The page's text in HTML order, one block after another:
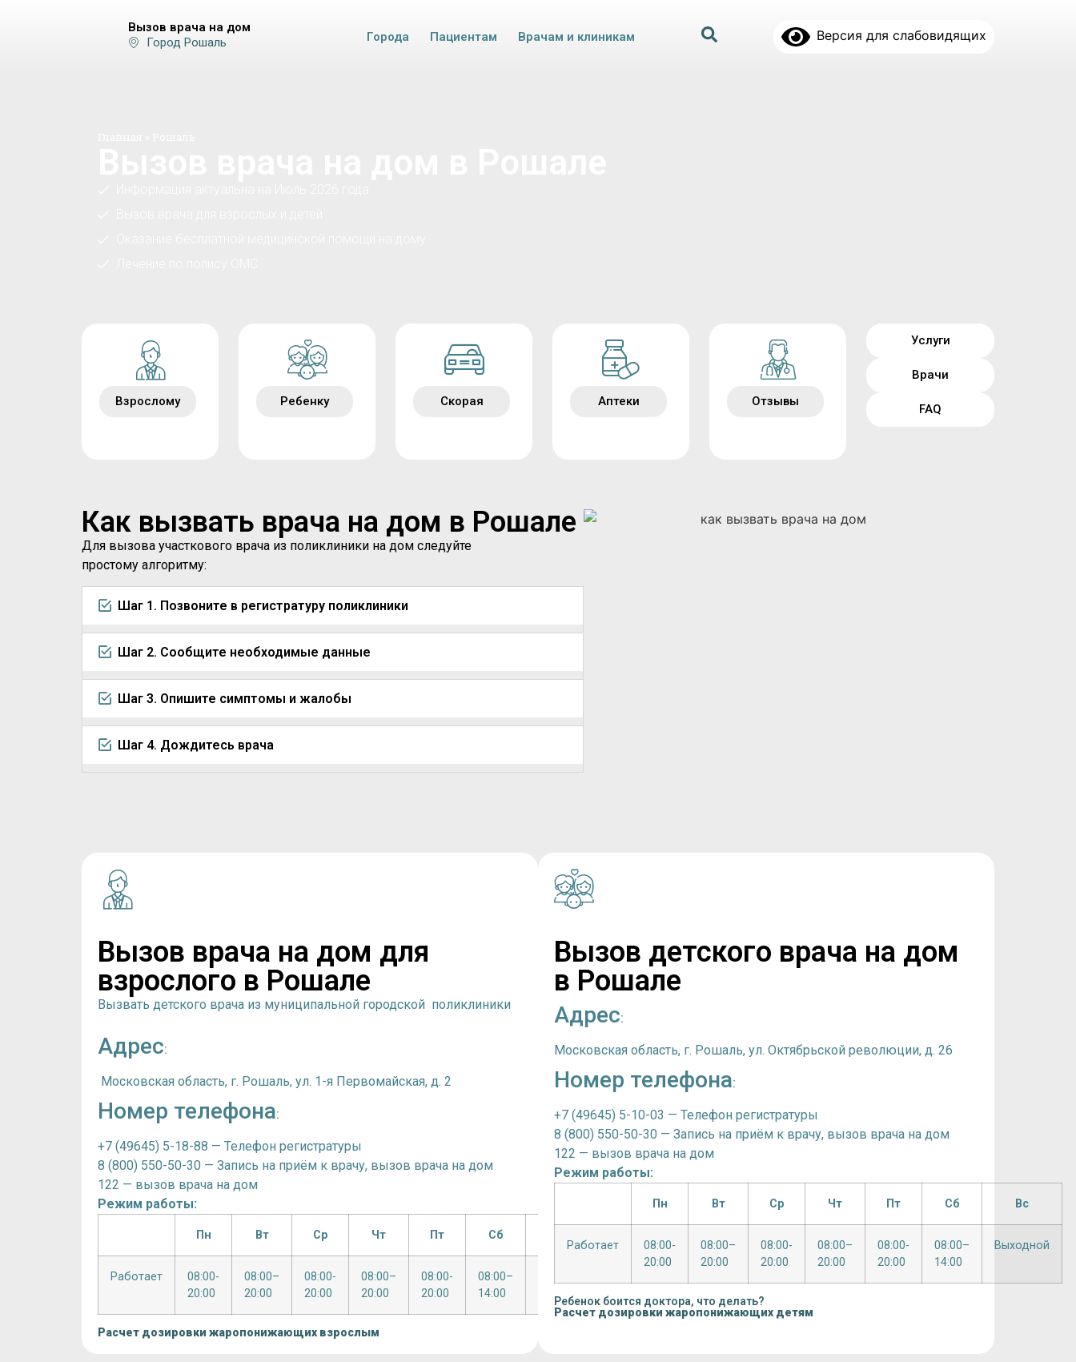
Вызов врача на дом
Город Рошаль
Города Пациентам Врачам и клиникам Версия для слабовидящих
Взрослому Ребенку Скорая Аптеки Отзывы
Услуги
Врачи
FAQ
Как вызвать врача на дом в Рошале
Для вызова участкового врача из поликлиники на дом следуйте
простому алгоритму:
Шаг 1. Позвоните в регистратуру поликлиники
Шаг 2. Сообщите необходимые данные
Шаг 3. Опишите симптомы и жалобы
Шаг 4. Дождитесь врача
Вызов врача на дом для
взрослого в Рошале
Вызвать детского врача из муниципальной городской поликлиники
Адрес:
Московская область, г. Рошаль, ул. 1-я Первомайская, д. 2
Номер телефона:
+7 (49645) 5-18-88 — Телефон регистратуры
8 (800) 550-50-30 — Запись на приём к врачу, вызов врача на дом
122 — вызов врача на дом
Режим работы:
Пн Вт Ср Чт Пт Сб
Работает
08:00-
20:00
08:00–
20:00
08:00-
20:00
08:00–
20:00
08:00-
20:00
08:00–
14:00
Расчет дозировки жаропонижающих взрослым
Вызов детского врача на дом
в Рошале
Адрес:
Московская область, г. Рошаль, ул. Октябрьской революции, д. 26
Номер телефона:
+7 (49645) 5-10-03 — Телефон регистратуры
8 (800) 550-50-30 — Запись на приём к врачу, вызов врача на дом
122 — вызов врача на дом
Режим работы:
Пн Вт Ср Чт Пт Сб Вс
Работает
08:00-
20:00
08:00–
20:00
08:00-
20:00
08:00–
20:00
08:00-
20:00
08:00–
14:00
Выходной
Ребенок боится доктора, что делать?
Расчет дозировки жаропонижающих детям